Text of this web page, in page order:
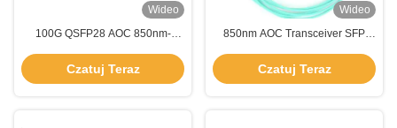
Wideo
100G QSFP28 AOC 850nm-
automatycznym łącznikiem
optycznym
Czatuj Teraz
Wideo
850nm AOC Transceiver SFP
85NCR
Czatuj Teraz